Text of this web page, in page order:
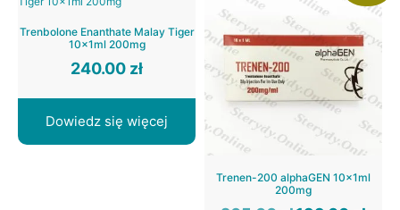
Trenbolone Enanthate Malay Tiger
10x1ml 200mg
240.00 zł
Dowiedz się więcej
Trenen-200 alphaGEN 10x1ml
200mg
Pierwotna